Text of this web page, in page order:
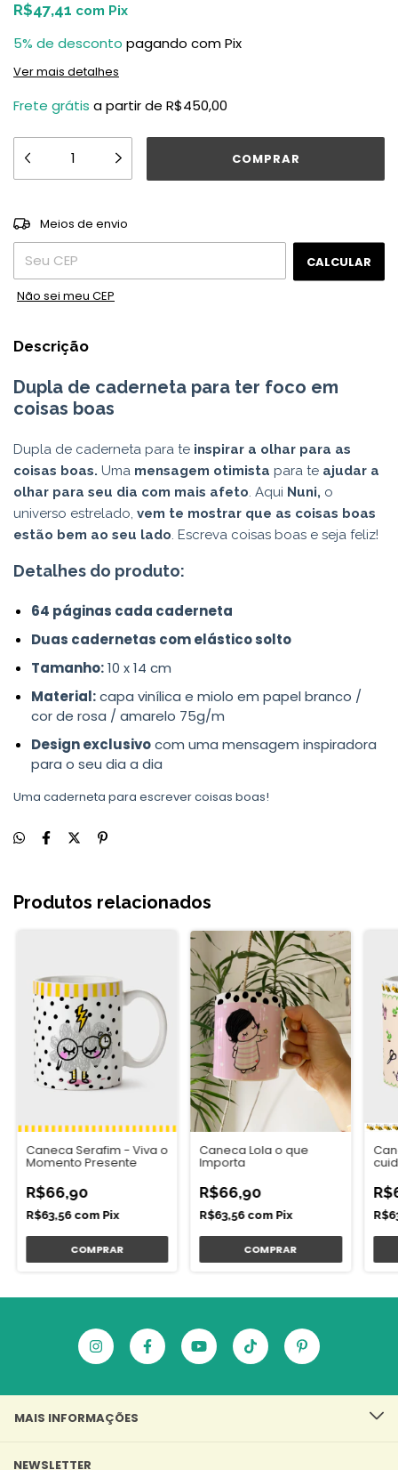
R$47,41 com Pix
5% de desconto pagando com Pix
Ver mais detalhes
Frete grátis a partir de R$450,00
Entregas para o CEP:
Meios de envio
CALCULAR
Não sei meu CEP
Descrição
Dupla de caderneta para ter foco em
coisas boas
Dupla de caderneta para te inspirar a olhar para as
coisas boas. Uma mensagem otimista para te ajudar a
olhar para seu dia com mais afeto. Aqui Nuni, o
universo estrelado, vem te mostrar que as coisas boas
estão bem ao seu lado. Escreva coisas boas e seja feliz!
Detalhes do produto:
64 páginas cada caderneta
Duas cadernetas com elástico solto
Tamanho:10 x 14 cm
Material:capa vinílica e miolo em papel branco /
cor de rosa / amarelo 75g/m
Design exclusivocom uma mensagem inspiradora
para o seu dia a dia
Uma caderneta para escrever coisas boas!
Produtos relacionados
Caneca Serafim - Viva o
Momento Presente
R$66,90
R$63,56 com Pix
Caneca Lola o que
Importa
R$66,90
R$63,56 com Pix
MAIS INFORMAÇÕES
NEWSLETTER